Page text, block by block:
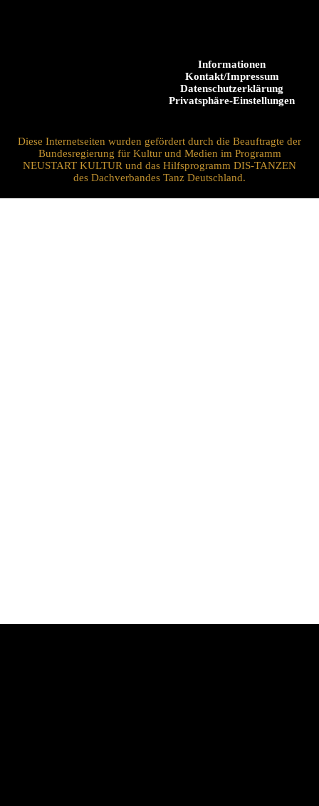
Informationen
Kontakt/Impressum
Datenschutzerklärung
Privatsphäre-Einstellungen
Diese Internetseiten wurden gefördert durch die Beauftragte der
Bundesregierung für Kultur und Medien im Programm
NEUSTART KULTUR und das Hilfsprogramm DIS-TANZEN
des Dachverbandes Tanz Deutschland.